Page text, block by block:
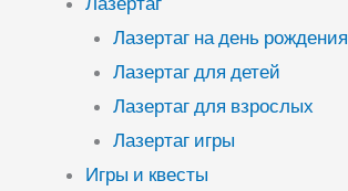
Лазертаг на день рождения
Лазертаг для детей
Лазертаг для взрослых
Лазертаг игры
Игры и квесты